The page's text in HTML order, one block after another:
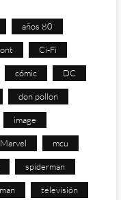
años 80
Ci-Fi
cómic DC
don pollon
image
Marvel mcu
spiderman
televisión